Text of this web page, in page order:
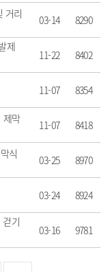
거리
03-14 8290
제
11-22 8402
11-07 8354
제막
11-07 8418
식
03-25 8970
03-24 8924
기
03-16 9781